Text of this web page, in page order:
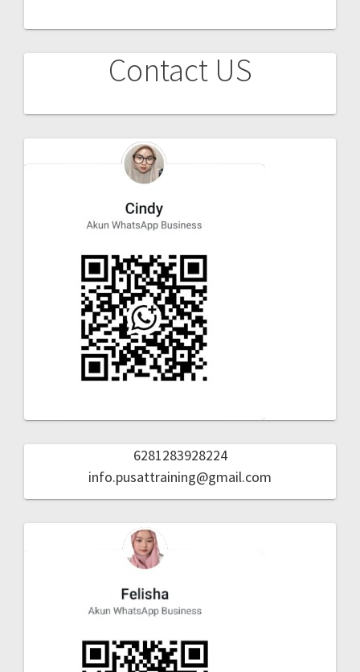
Contact US
6281283928224
info.pusattraining@gmail.com